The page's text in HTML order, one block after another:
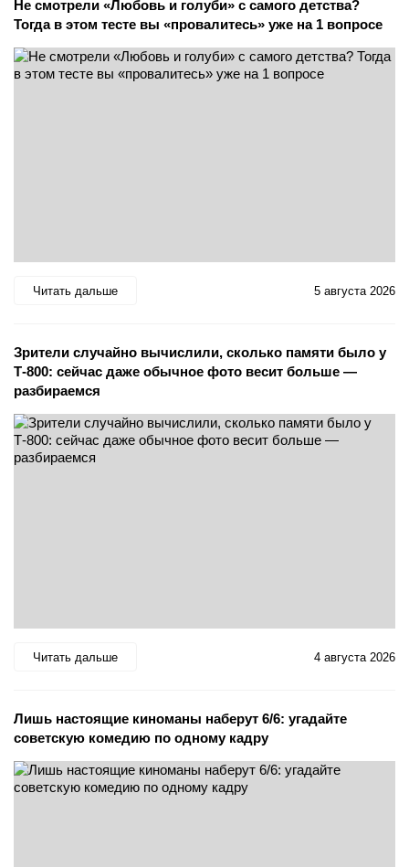
Не смотрели «Любовь и голуби» с самого детства?
Тогда в этом тесте вы «провалитесь» уже на 1 вопросе
Читать дальше 5 августа 2026
Зрители случайно вычислили, сколько памяти было у
Т-800: сейчас даже обычное фото весит больше —
разбираемся
Читать дальше 4 августа 2026
Лишь настоящие киноманы наберут 6/6: угадайте
советскую комедию по одному кадру